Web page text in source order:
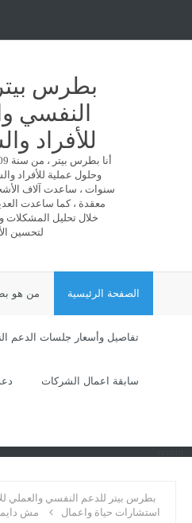
بطرس
النفسي
للأفراد
وحلول عملية للأفراد
سنوات ، ساعدت آلاف
معقدة ، كما ساعدت
خلال تحليل المشكلات
لتحسين
الصفحة الرئيسية من هو
تفاصيل وأسعار جلسات الدعم
سابقة اعمال الشركات
بطرس بيتر للدعم النفسي والعملي
استشارات حياة واعمال
مش